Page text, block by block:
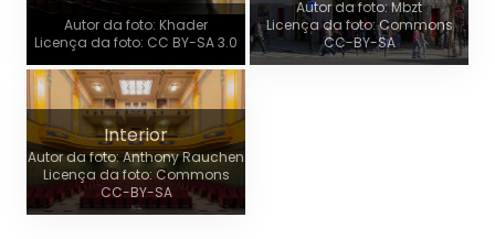
Autor da foto: Khader
Licença da foto: CC BY-SA 3.0
Autor da foto: Mbzt
Licença da foto: Commons
CC-BY-SA
Interior
Autor da foto: Anthony Rauchen
Licença da foto: Commons
CC-BY-SA